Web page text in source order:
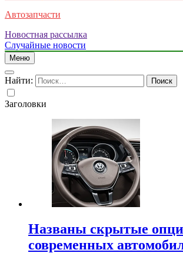
Автозапчасти
Новостная рассылка
Случайные новости
Меню
Найти:
Заголовки
Названы скрытые
современных